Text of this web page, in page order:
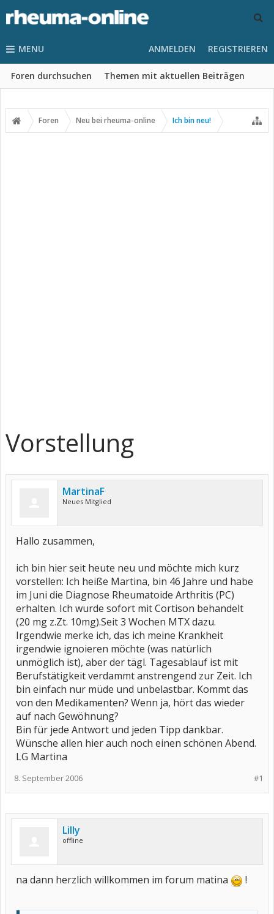
MENU
Foren durchsuchen Themen mit aktuellen Beiträgen
ANMELDEN REGISTRIEREN
Foren Neu bei rheuma-online Ich bin neu!
Vorstellung
MartinaF
Neues Mitglied
Hallo zusammen,
ich bin hier seit heute neu und möchte mich kurz
vorstellen: Ich heiße Martina, bin 46 Jahre und habe
im Juni die Diagnose Rheumatoide Arthritis (PC)
erhalten. Ich wurde sofort mit Cortison behandelt
(20 mg z.Zt. 10mg).Seit 3 Wochen MTX dazu.
Irgendwie merke ich, das ich meine Krankheit
irgendwie ignoieren möchte (was natürlich
unmöglich ist), aber der tägl. Tagesablauf ist mit
Berufstätigkeit verdammt anstrengend zur Zeit. Ich
bin einfach nur müde und unbelastbar. Kommt das
von den Medikamenten? Wenn ja, hört das wieder
auf nach Gewöhnung?
Bin für jede Antwort und jeden Tipp dankbar.
Wünsche allen hier auch noch einen schönen Abend.
LG Martina
#1
8. September 2006
Lilly
offline
na dann herzlich willkommen im forum matina !